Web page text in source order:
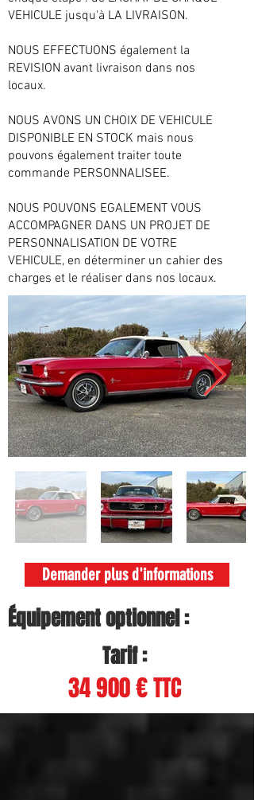
VEHICULE jusqu'à LA LIVRAISON.
NOUS EFFECTUONS également la
REVISION avant livraison dans nos
locaux.
NOUS AVONS UN CHOIX DE VEHICULE
DISPONIBLE EN STOCK mais nous
pouvons également traiter toute
commande PERSONNALISEE.
NOUS POUVONS EGALEMENT VOUS
ACCOMPAGNER DANS UN PROJET DE
PERSONNALISATION DE VOTRE
VEHICULE, en déterminer un cahier des
charges et le réaliser dans nos locaux.
Demander plus d'informations
Équipement optionnel :
Tarif :
34 900 € TTC